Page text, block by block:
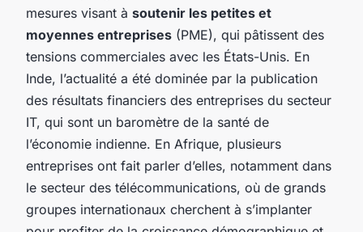
mesures visant à soutenir les petites et
moyennes entreprises (PME), qui pâtissent des
tensions commerciales avec les États-Unis. En
Inde, l’actualité a été dominée par la publication
des résultats financiers des entreprises du secteur
IT, qui sont un baromètre de la santé de
l’économie indienne. En Afrique, plusieurs
entreprises ont fait parler d’elles, notamment dans
le secteur des télécommunications, où de grands
groupes internationaux cherchent à s’implanter